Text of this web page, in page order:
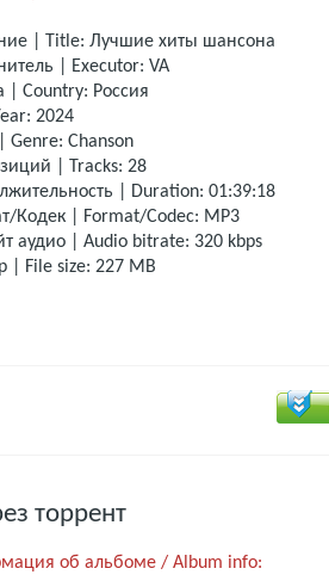
| Title: Лучшие хиты шансона
| Executor: VA
| Country: Россия
2024
Chanson
| Tracks: 28
| Duration: 01:39:18
Кодек | Format/Codec: MP3
аудио | Audio bitrate: 320 kbps
| File size: 227 MB
торрент
об альбоме / Album info: